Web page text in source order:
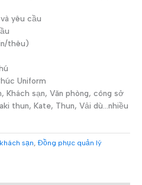
yêu cầu
thêu)
Uniform
Khách sạn, Văn phòng, công sở
thun, Kate, Thun, Vải dù…nhiều
sạn Đồng phục quản lý